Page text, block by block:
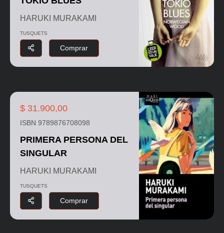
HARUKI MURAKAMI
TUSQUETS
Comprar
$ 31.900,00
ISBN 9789876708098
PRIMERA PERSONA DEL
SINGULAR
HARUKI MURAKAMI
TUSQUETS
Comprar